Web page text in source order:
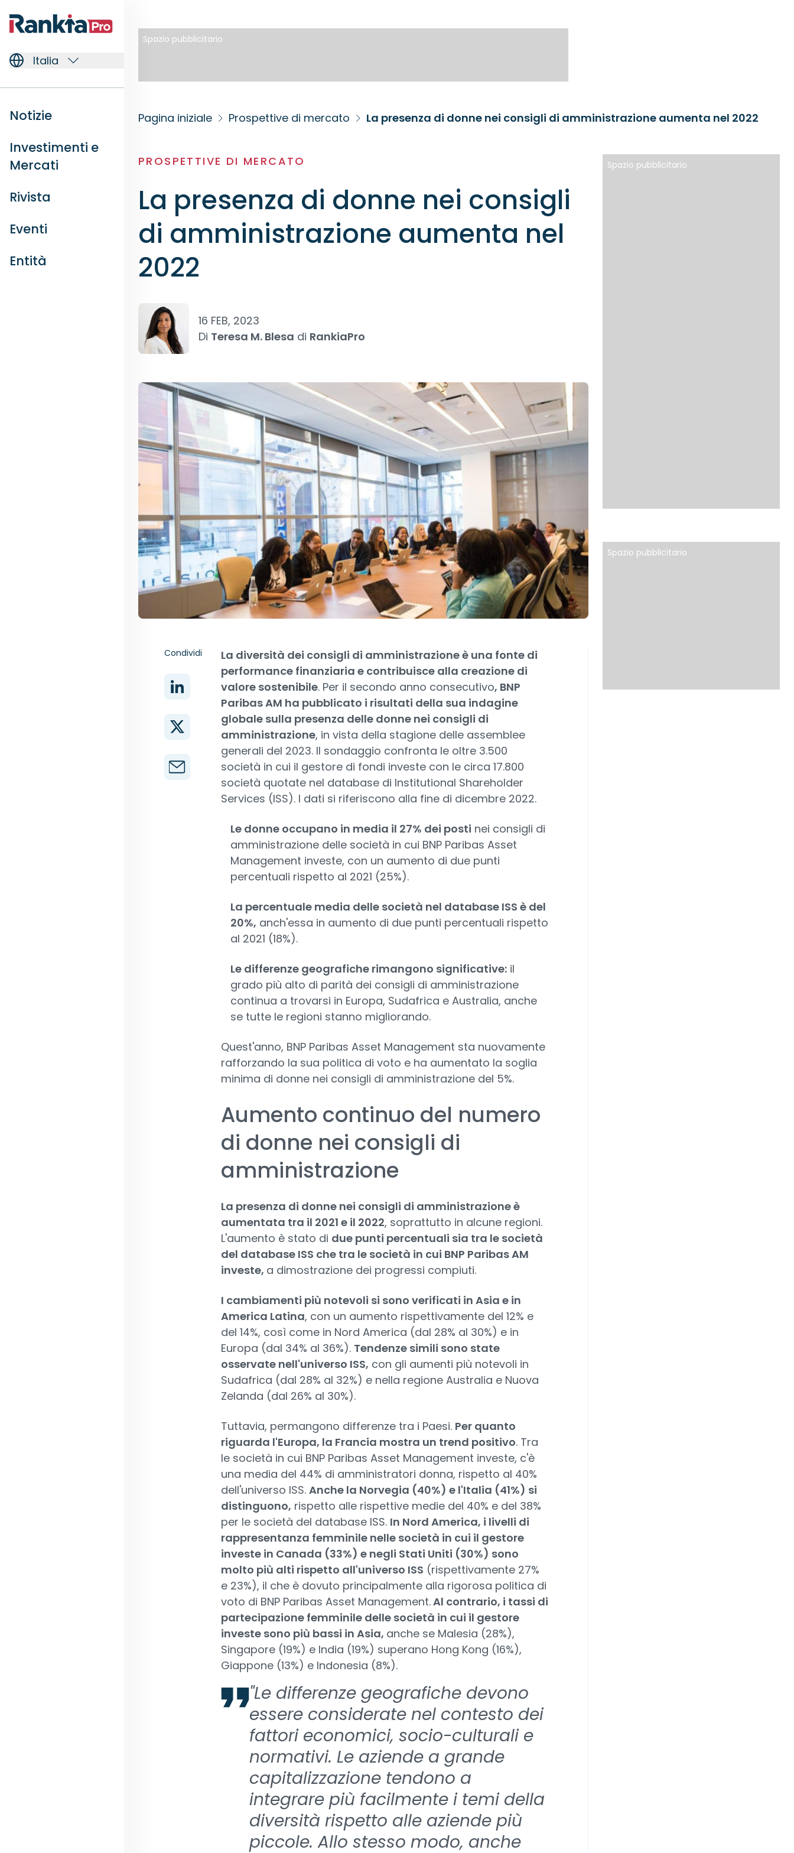
Italia
Notizie
Investimenti e
Mercati
Rivista
Eventi
Entità
Spazio pubblicitario
Pagina iniziale Prospettive di mercato La presenza di donne nei consigli di amministrazione aumenta nel 2022
PROSPETTIVE DI MERCATO
La presenza di donne nei consigli
di amministrazione aumenta nel
2022
16 FEB, 2023
Di Teresa M. Blesa di RankiaPro
Condividi
La diversità dei consigli di amministrazione è una fonte di
performance finanziaria e contribuisce alla creazione di
valore sostenibile. Per il secondo anno consecutivo, BNP
Paribas AM ha pubblicato i risultati della sua indagine
globale sulla presenza delle donne nei consigli di
amministrazione, in vista della stagione delle assemblee
generali del 2023. Il sondaggio confronta le oltre 3.500
società in cui il gestore di fondi investe con le circa 17.800
società quotate nel database di Institutional Shareholder
Services (ISS). I dati si riferiscono alla fine di dicembre 2022.
Le donne occupano in media il 27% dei posti nei consigli di
amministrazione delle società in cui BNP Paribas Asset
Management investe, con un aumento di due punti
percentuali rispetto al 2021 (25%).
La percentuale media delle società nel database ISS è del
20%, anch'essa in aumento di due punti percentuali rispetto
al 2021 (18%).
Le differenze geografiche rimangono significative:il
grado più alto di parità dei consigli di amministrazione
continua a trovarsi in Europa, Sudafrica e Australia, anche
se tutte le regioni stanno migliorando.
Quest'anno, BNP Paribas Asset Management sta nuovamente
rafforzando la sua politica di voto e ha aumentato la soglia
minima di donne nei consigli di amministrazione del 5%.
Aumento continuo del numero
di donne nei consigli di
amministrazione
La presenza di donne nei consigli di amministrazione è
aumentata tra il 2021 e il 2022, soprattutto in alcune regioni.
L'aumento è stato di due punti percentuali sia tra le società
del database ISS che tra le società in cui BNP Paribas AM
investe, a dimostrazione dei progressi compiuti.
I cambiamenti più notevoli si sono verificati in Asia e in
America Latina, con un aumento rispettivamente del 12% e
del 14%, così come in Nord America (dal 28% al 30%) e in
Europa (dal 34% al 36%). Tendenze simili sono state
osservate nell'universo ISS, con gli aumenti più notevoli in
Sudafrica (dal 28% al 32%) e nella regione Australia e Nuova
Zelanda (dal 26% al 30%).
Tuttavia, permangono differenze tra i Paesi. Per quanto
riguarda l'Europa, la Francia mostra un trend positivo. Tra
le società in cui BNP Paribas Asset Management investe, c'è
una media del 44% di amministratori donna, rispetto al 40%
dell'universo ISS. Anche la Norvegia (40%) e l'Italia (41%) si
distinguono, rispetto alle rispettive medie del 40% e del 38%
per le società del database ISS. In Nord America, i livelli di
rappresentanza femminile nelle società in cui il gestore
investe in Canada (33%) e negli Stati Uniti (30%) sono
molto più alti rispetto all'universo ISS (rispettivamente 27%
e 23%), il che è dovuto principalmente alla rigorosa politica di
voto di BNP Paribas Asset Management.Al contrario, i tassi di
partecipazione femminile delle società in cui il gestore
investe sono più bassi in Asia, anche se Malesia (28%),
Singapore (19%) e India (19%) superano Hong Kong (16%),
Giappone (13%) e Indonesia (8%).
"Le differenze geografiche devono
essere considerate nel contesto dei
fattori economici, socio-culturali e
normativi. Le aziende a grande
capitalizzazione tendono a
integrare più facilmente i temi della
diversità rispetto alle aziende più
piccole. Allo stesso modo, anche
Spazio pubblicitario
Spazio pubblicitario